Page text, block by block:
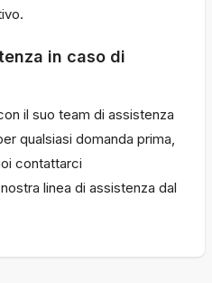
in caso di
il suo team di assistenza
qualsiasi domanda prima,
contattarci
linea di assistenza dal